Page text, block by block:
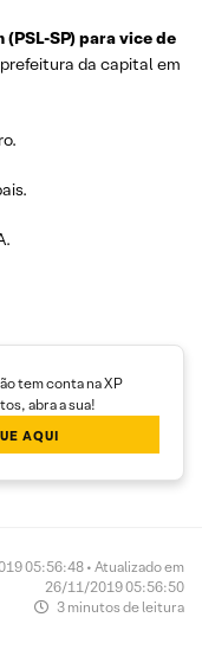
(PSL-SP) para vice de
da capital em
tem conta na XP
abra a sua!
AQUI
05:56:48 • Atualizado em
26/11/2019 05:56:50
3 minutos de leitura